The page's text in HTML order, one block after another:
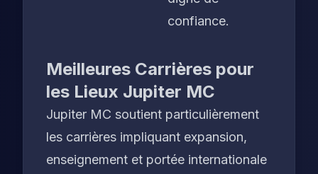
confiance.
Meilleures Carrières pour
les Lieux Jupiter MC
Jupiter MC soutient particulièrement
les carrières impliquant expansion,
enseignement et portée internationale